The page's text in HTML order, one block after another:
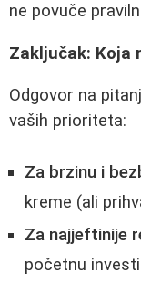
ne povuče
Zaključak: Koja
Odgovor na
vaših prioriteta:
Za brzinu i
kreme (ali
Za najjeftinije
početnu